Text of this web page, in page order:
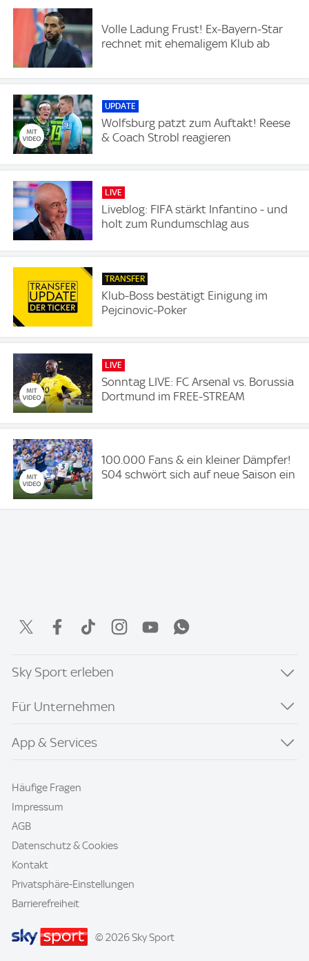
Volle Ladung Frust! Ex-Bayern-Star
rechnet mit ehemaligem Klub ab
UPDATE
Wolfsburg patzt zum Auftakt! Reese
& Coach Strobl reagieren
LIVE
Liveblog: FIFA stärkt Infantino - und
holt zum Rundumschlag aus
TRANSFER
Klub-Boss bestätigt Einigung im
Pejcinovic-Poker
LIVE
Sonntag LIVE: FC Arsenal vs. Borussia
Dortmund im FREE-STREAM
100.000 Fans & ein kleiner Dämpfer!
S04 schwört sich auf neue Saison ein
Sky Sport erleben
Für Unternehmen
App & Services
Häufige Fragen
Impressum
AGB
Datenschutz & Cookies
Kontakt
Privatsphäre-Einstellungen
Barrierefreiheit
© 2026 Sky Sport